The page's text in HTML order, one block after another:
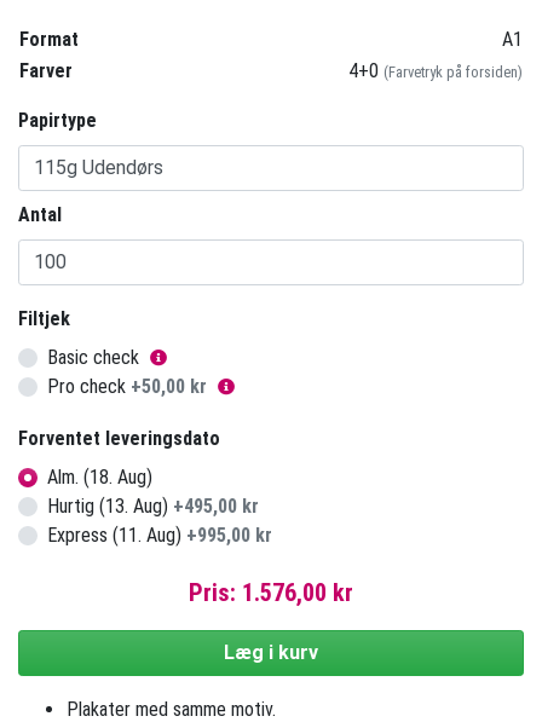
Format
A1
Farver
4+0 (Farvetryk på forsiden)
Papirtype
Antal
Filtjek
Basic check
Pro check +50,00 kr
Forventet leveringsdato
Alm. (18. Aug)
Hurtig (13. Aug) +495,00 kr
Express (11. Aug) +995,00 kr
Pris: 1.576,00 kr
Læg i kurv
Plakater med samme motiv.